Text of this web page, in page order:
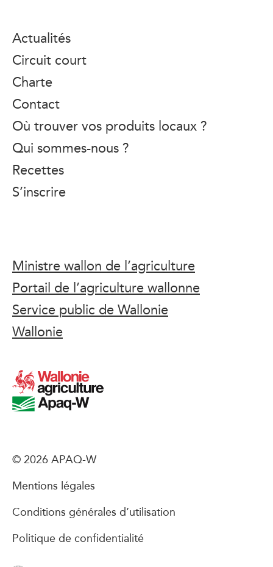
Actualités
Circuit court
Charte
Contact
Où trouver vos produits locaux ?
Qui sommes-nous ?
Recettes
S’inscrire
Ministre wallon de l’agriculture
Portail de l’agriculture wallonne
Service public de Wallonie
Wallonie
© 2026 APAQ-W
Mentions légales
Conditions générales d’utilisation
Politique de confidentialité